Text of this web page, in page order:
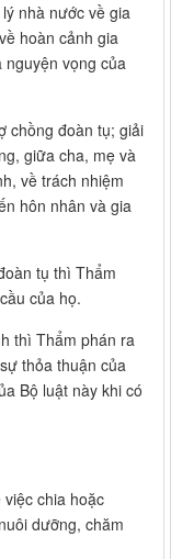
nhà nước về gia
hoàn cảnh gia
vọng của
chồng đoàn tụ; giải
giữa cha, mẹ và
về trách nhiệm
hôn nhân và gia
tụ thì Thẩm
của họ.
thì Thẩm phán ra
thỏa thuận của
Bộ luật này khi có
chia hoặc
dưỡng, chăm